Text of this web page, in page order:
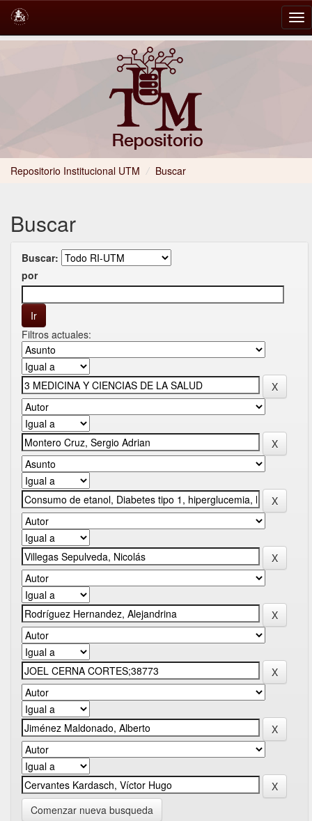
Repositorio Institucional UTM / Buscar
Buscar
Buscar:
por
Filtros actuales:
Comenzar nueva busqueda